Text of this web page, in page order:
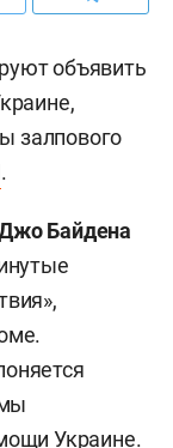
объявить
залпового
.
Байдена
Украине.